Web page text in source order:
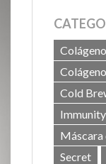
Colágeno
Cold
Máscara
Secret